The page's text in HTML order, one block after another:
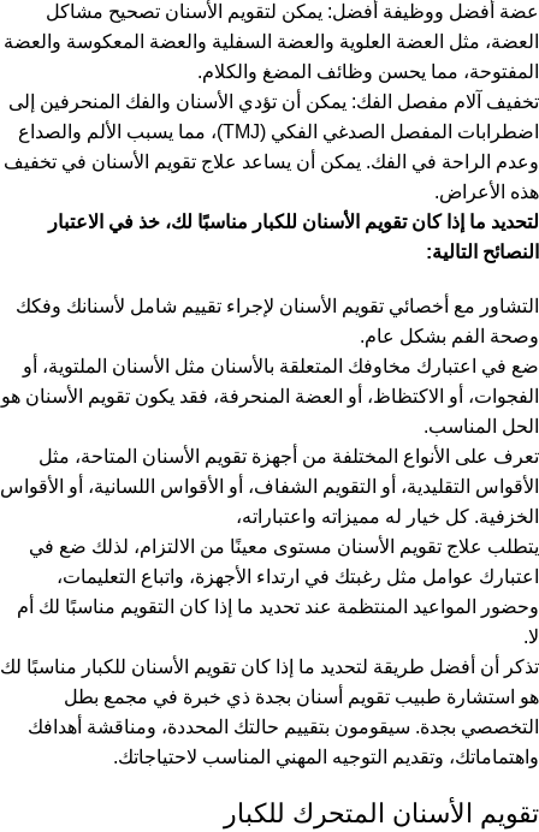
عضة أفضل ووظيفة أفضل: يمكن لتقويم الأسنان تصحيح مشاكل
العضة، مثل العضة العلوية والعضة السفلية والعضة المعكوسة والعضة
المفتوحة، مما يحسن وظائف المضغ والكلام.
تخفيف آلام مفصل الفك: يمكن أن تؤدي الأسنان والفك المنحرفين إلى
اضطرابات المفصل الصدغي الفكي (TMJ)، مما يسبب الألم والصداع
وعدم الراحة في الفك. يمكن أن يساعد علاج تقويم الأسنان في تخفيف
هذه الأعراض.
لتحديد ما إذا كان تقويم الأسنان للكبار مناسبًا لك، خذ في الاعتبار
النصائح التالية:
التشاور مع أخصائي تقويم الأسنان لإجراء تقييم شامل لأسنانك وفكك
وصحة الفم بشكل عام.
ضع في اعتبارك مخاوفك المتعلقة بالأسنان مثل الأسنان الملتوية، أو
الفجوات، أو الاكتظاظ، أو العضة المنحرفة، فقد يكون تقويم الأسنان هو
الحل المناسب.
تعرف على الأنواع المختلفة من أجهزة تقويم الأسنان المتاحة، مثل
الأقواس التقليدية، أو التقويم الشفاف، أو الأقواس اللسانية، أو الأقواس
الخزفية. كل خيار له مميزاته واعتباراته،
يتطلب علاج تقويم الأسنان مستوى معينًا من الالتزام، لذلك ضع في
اعتبارك عوامل مثل رغبتك في ارتداء الأجهزة، واتباع التعليمات،
وحضور المواعيد المنتظمة عند تحديد ما إذا كان التقويم مناسبًا لك أم
لا.
تذكر أن أفضل طريقة لتحديد ما إذا كان تقويم الأسنان للكبار مناسبًا لك
هو استشارة طبيب تقويم أسنان بجدة ذي خبرة في مجمع بطل
التخصصي بجدة. سيقومون بتقييم حالتك المحددة، ومناقشة أهدافك
واهتماماتك، وتقديم التوجيه المهني المناسب لاحتياجاتك.
تقويم الأسنان المتحرك للكبار